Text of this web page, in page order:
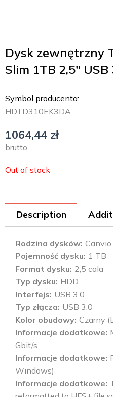
Dysk zewnętrzny
Slim 1TB 2,5″
Symbol producenta:
HDTD310EK3DA
1064,44 zł
brutto
Out of stock
Description
Rodzina dysków Canvio
Pojemność dysku 1 TB
Format dysku 2,5 cala
Typ dysku HDD
Interfejs USB 3.0
Typ złącza USB 3.0
Kolor obudowy Czarny
Informacje dodatkowe
Gbit/s
Informacje dodatkowe
Windows)
Informacje dodatkowe